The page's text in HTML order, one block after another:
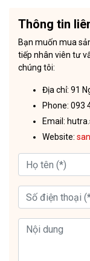
Thông tin
Bạn muốn mua
tiếp nhân viên tư
chúng tôi:
Địa chỉ: 91
Phone: 093
Email:
Website: